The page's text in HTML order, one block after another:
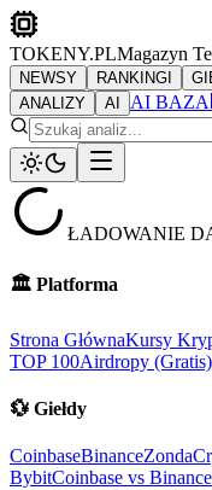
TOKENY.PLMagazyn
NEWSY RANKINGI
ANALIZY
AI AI BAZA
ŁADOWANIE
🏛️ Platforma
Strona GłównaKursy
TOP 100Airdropy (Gratis)
💱 Giełdy
CoinbaseBinance
BybitCoinbase vs Binance